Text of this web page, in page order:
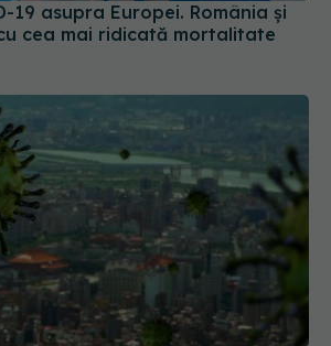
19 asupra Europei. România și
cea mai ridicată mortalitate